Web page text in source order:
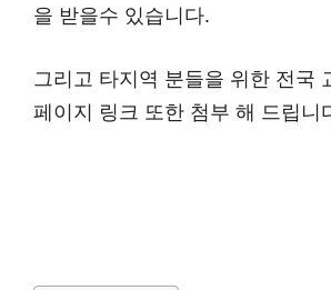
을 받을수 있습니다.
그리고 타지역 분들을 위한 전국
페이지 링크 또한 첨부 해 드립니